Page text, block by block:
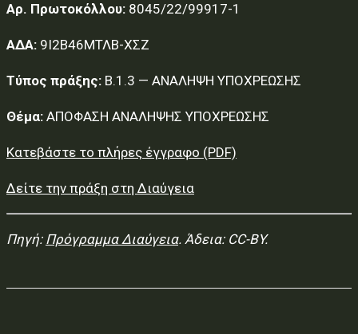
Αρ. Πρωτοκόλλου: 8045/22/99917-1
ΑΔΑ: 9Ι2Β46ΜΤΛΒ-ΧΣΖ
Τύπος πράξης: Β.1.3 — ΑΝΑΛΗΨΗ ΥΠΟΧΡΕΩΣΗΣ
Θέμα: ΑΠΟΦΑΣΗ ΑΝΑΛΗΨΗΣ ΥΠΟΧΡΕΩΣΗΣ
Κατεβάστε το πλήρες έγγραφο (PDF)
Δείτε την πράξη στη Διαύγεια
Πηγή: Πρόγραμμα Διαύγεια. Άδεια: CC-BY.